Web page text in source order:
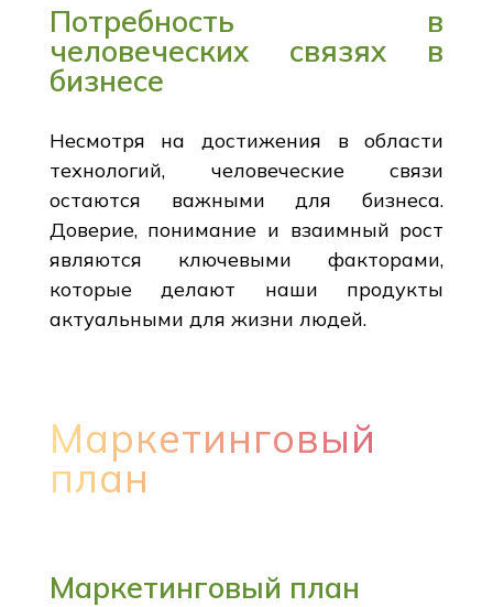
Потребность в
человеческих связях в
бизнесе
Несмотря на достижения в области
технологий, человеческие связи
остаются важными для бизнеса.
Доверие, понимание и взаимный рост
являются ключевыми факторами,
которые делают наши продукты
актуальными для жизни людей.
Маркетинговый
план
Маркетинговый план